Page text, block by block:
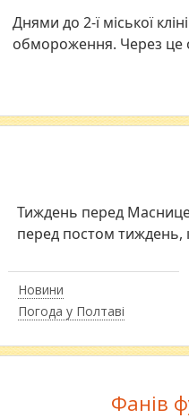
Днями до 2-ї міської
обмороження. Через це
Новини
Погода у Полтаві
Тиждень перед
перед постом тиждень,
Фанів